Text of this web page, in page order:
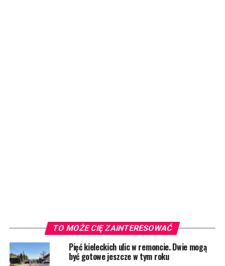
TO MOŻE CIĘ ZAINTERESOWAĆ
Pięć kieleckich ulic w remoncie. Dwie mogą
być gotowe jeszcze w tym roku